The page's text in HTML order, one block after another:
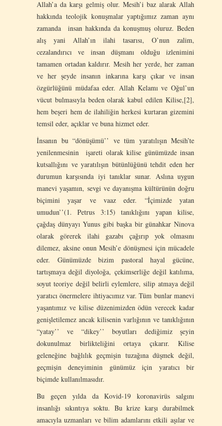
Allah’a da karşı gelmiş olur. Mesih’i baz alarak Allah
hakkında teolojik konuşmalar yaptığımız zaman aynı
zamanda insan hakkında da konuşmuş oluruz. Beden
alış yani Allah’ın ilahi tasarısı, O’nun zalim,
cezalandırıcı ve insan düşmanı olduğu izlenimini
tamamen ortadan kaldırır. Mesih her yerde, her zaman
ve her şeyde insanın inkarına karşı çıkar ve insan
özgürlüğünü müdafaa eder. Allah Kelamı ve Oğul’un
vücut bulmasıyla beden olarak kabul edilen Kilise,[2],
hem beşeri hem de ilahiliğin herkesi kurtaran gizemini
temsil eder, açıklar ve buna hizmet eder.
İnsanın bu “dönüşümü’’ ve tüm yaratılışın Mesih’te
yenilenmesinin işareti olarak kilise günümüzde insan
kutsallığını ve yaratılışın bütünlüğünü tehdit eden her
durumun karşısında iyi tanıklar sunar. Aslına uygun
manevi yaşamın, sevgi ve dayanışma kültürünün doğru
biçimini yaşar ve vaaz eder. “İçimizde yatan
umudun’’(1. Petrus 3:15) tanıklığını yapan kilise,
çağdaş dünyayı Yunus gibi başka bir günahkar Ninova
olarak görerek ilahi gazabı çağırıp yok olmasını
dilemez, aksine onun Mesih’e dönüşmesi için mücadele
eder. Günümüzde bizim pastoral hayal gücüne,
tartışmaya değil diyoloğa, çekimserliğe değil katılıma,
soyut teoriye değil belirli eylemlere, silip atmaya değil
yaratıcı önermelere ihtiyacımız var. Tüm bunlar manevi
yaşantımız ve kilise düzenimizden ödün verecek kadar
genişletilemez ancak kilisenin varlığının ve tanıklığının
“yatay’’ ve “dikey’’ boyutları dediğimiz şeyin
dokunulmaz birlikteliğini ortaya çıkarır. Kilise
geleneğine bağlılık geçmişin tuzağına düşmek değil,
geçmişin deneyiminin günümüz için yaratıcı bir
biçimde kullanılmasıdır.
Bu geçen yılda da Kovid-19 koronavirüs salgını
insanlığı sıkıntıya soktu. Bu krize karşı durabilmek
amacıyla uzmanları ve bilim adamlarını etkili aşılar ve